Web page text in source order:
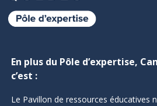
En plus du Pôle d’expertise,
c’est :
Le Pavillon de ressources éducatives